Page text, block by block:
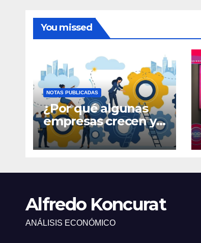
You missed
NOTAS PUBLICADAS
¿Por qué algunas
empresas crecen y
otras quedan
atrapadas en el día
Alfredo Koncurat
ANÁLISIS ECONÓMICO